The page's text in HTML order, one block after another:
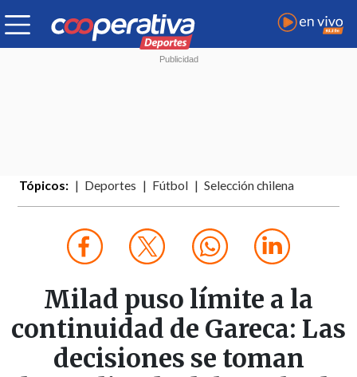
Tópicos: Deportes Fútbol Selección chilena
Milad puso límite a la
continuidad de Gareca: Las
decisiones se toman